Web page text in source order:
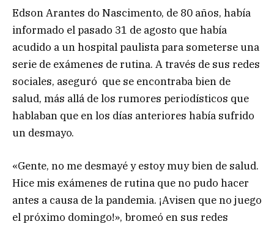
Edson Arantes do Nascimento, de 80 años, había
informado el pasado 31 de agosto que había
acudido a un hospital paulista para someterse una
serie de exámenes de rutina. A través de sus redes
sociales, aseguró que se encontraba bien de
salud, más allá de los rumores periodísticos que
hablaban que en los días anteriores había sufrido
un desmayo.
«Gente, no me desmayé y estoy muy bien de salud.
Hice mis exámenes de rutina que no pudo hacer
antes a causa de la pandemia. ¡Avisen que no juego
el próximo domingo!», bromeó en sus redes